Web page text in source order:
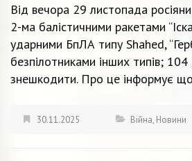
Від вечора 29 листопада
2-ма балістичними ракетами
ударними БпЛА типу Shahed,
безпілотниками інших типів;
знешкодити. Про це інформує
30.11.2025 Війна, Новини